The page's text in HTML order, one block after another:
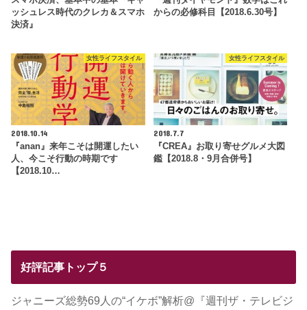
ッシュレス時代のクレカ＆スマホ
決済』
からの必修科目【2018.6.30号】
女性ライフスタイル
2018.10.14
『anan』来年こそは開運したい
人、今こそ行動の時期です
【2018.10…
女性ライフスタイル
2018.7.7
『CREA』お取り寄せグルメ大図
鑑【2018.8・9月合併号】
好評記事トップ５
ジャニーズ総勢69人の“イケボ”解析@『週刊ザ・テレビジ